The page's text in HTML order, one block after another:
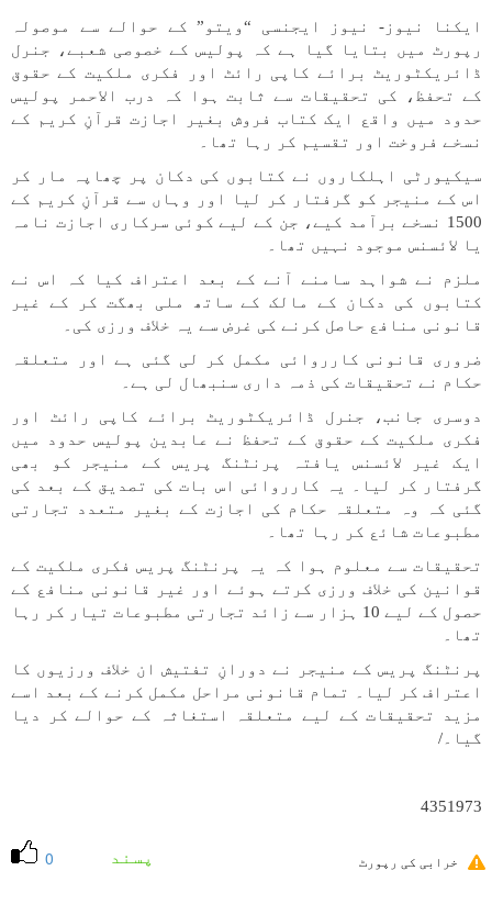
ایکنا نیوز- نیوز ایجنسی “ویتو” کے حوالے سے موصولہ
رپورٹ میں بتایا گیا ہے کہ پولیس کے خصوصی شعبے، جنرل
ڈائریکٹوریٹ برائے کاپی رائٹ اور فکری ملکیت کے حقوق
کے تحفظ، کی تحقیقات سے ثابت ہوا کہ درب الاحمر پولیس
حدود میں واقع ایک کتاب فروش بغیر اجازت قرآنِ کریم کے
نسخے فروخت اور تقسیم کر رہا تھا۔
سیکیورٹی اہلکاروں نے کتابوں کی دکان پر چھاپہ مار کر
اس کے منیجر کو گرفتار کر لیا اور وہاں سے قرآنِ کریم کے
1500 نسخے برآمد کیے، جن کے لیے کوئی سرکاری اجازت نامہ
یا لائسنس موجود نہیں تھا۔
ملزم نے شواہد سامنے آنے کے بعد اعتراف کیا کہ اس نے
کتابوں کی دکان کے مالک کے ساتھ ملی بھگت کر کے غیر
قانونی منافع حاصل کرنے کی غرض سے یہ خلاف ورزی کی۔
ضروری قانونی کارروائی مکمل کر لی گئی ہے اور متعلقہ
حکام نے تحقیقات کی ذمہ داری سنبھال لی ہے۔
دوسری جانب، جنرل ڈائریکٹوریٹ برائے کاپی رائٹ اور
فکری ملکیت کے حقوق کے تحفظ نے عابدین پولیس حدود میں
ایک غیر لائسنس یافتہ پرنٹنگ پریس کے منیجر کو بھی
گرفتار کر لیا۔ یہ کارروائی اس بات کی تصدیق کے بعد کی
گئی کہ وہ متعلقہ حکام کی اجازت کے بغیر متعدد تجارتی
مطبوعات شائع کر رہا تھا۔
تحقیقات سے معلوم ہوا کہ یہ پرنٹنگ پریس فکری ملکیت کے
قوانین کی خلاف ورزی کرتے ہوئے اور غیر قانونی منافع کے
حصول کے لیے 10 ہزار سے زائد تجارتی مطبوعات تیار کر رہا
تھا۔
پرنٹنگ پریس کے منیجر نے دورانِ تفتیش ان خلاف ورزیوں کا
اعتراف کر لیا۔ تمام قانونی مراحل مکمل کرنے کے بعد اسے
مزید تحقیقات کے لیے متعلقہ استغاثہ کے حوالے کر دیا
گیا۔/
4351973
0 پسند خرابی کی رپورٹ